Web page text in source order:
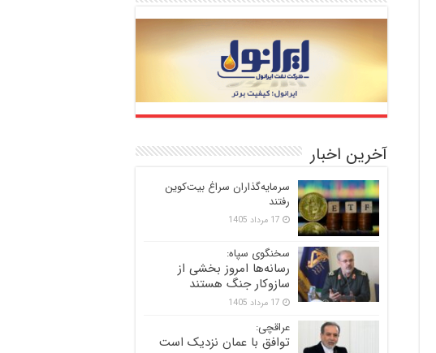
آخرین اخبار
سرمایه‌گذاران سراغ بیت‌کوین
رفتند
17 مرداد 1405
سخنگوی سپاه:
رسانه‌ها امروز بخشی از
سازوکار جنگ هستند
17 مرداد 1405
عراقچی:
توافق با عمان نزدیک است